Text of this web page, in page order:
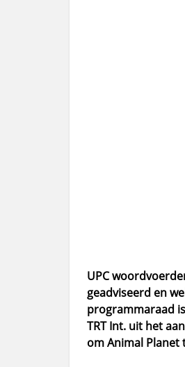
UPC
geadviseerd en
programmaraad
TRT Int. uit het
om Animal Planet